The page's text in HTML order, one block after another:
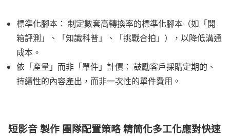
標準化腳本： 制定數套高轉換率的標準化腳本（如「開
箱評測」、「知識科普」、「挑戰合拍」），以降低溝通
成本。
依「產量」而非「單件」計價： 鼓勵客戶採購定期的、
持續性的內容產出，而非一次性的單件費用。
短影音 製作 團隊配置策略 精簡化多工化應對快速